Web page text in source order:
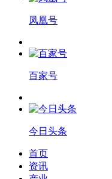
凤凰号
百家号
今日头条
首页
资讯